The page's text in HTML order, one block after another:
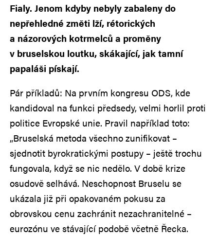
Fialy. Jenom kdyby nebyly zabaleny do
nepřehledné změti lží, rétorických
a názorových kotrmelců a proměny
v bruselskou loutku, skákající, jak tamní
papaláši pískají.
Pár příkladů: Na prvním kongresu ODS, kde
kandidoval na funkci předsedy, velmi horlil proti
politice Evropské unie. Pravil například toto:
„Bruselská metoda všechno zunifikovat –
sjednotit byrokratickými postupy – ještě trochu
fungovala, když se nic nedělo. V době krize
osudově selhává. Neschopnost Bruselu se
ukázala již při opakovaném pokusu za
obrovskou cenu zachránit nezachranitelné –
eurozónu ve stávající podobě včetně Řecka.